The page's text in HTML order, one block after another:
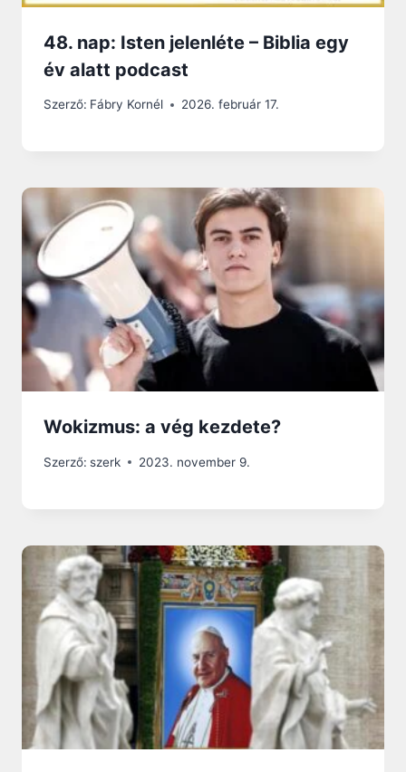
48. nap: Isten jelenléte – Biblia egy
év alatt podcast
Szerző: Fábry Kornél 2026. február 17.
Wokizmus: a vég kezdete?
Szerző: szerk 2023. november 9.